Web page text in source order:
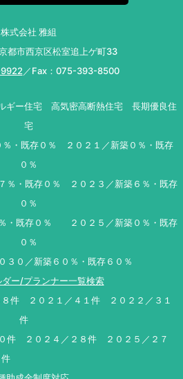
株式会社 雅組
市西京区松室追上ゲ町33
／Fax：075-393-8500
ギー住宅 高気密高断熱住宅 長期優良住
宅
％・既存０％ ２０２１／新築０％・既存
０％
存０％ ２０２３／新築６％・既存
０％
存０％ ２０２５／新築０％・既存
０％
３０／新築６０％・既存６０％
ー/プランナー一覧検索
８件 ２０２１／４１件 ２０２２／３１
件
２４／２８件 ２０２５／２７
件